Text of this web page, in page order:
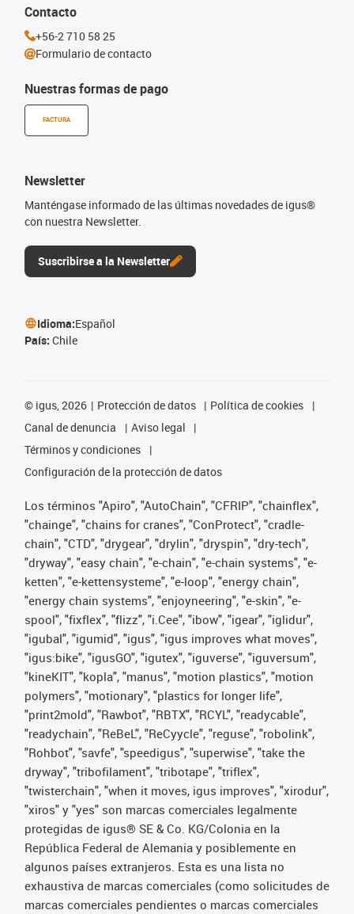
Nuestras formas de pago
FACTURA
Newsletter
Manténgase informado de las últimas novedades de igus®
con nuestra Newsletter.
Suscribirse a la Newsletter
Contacto
+56-2 710 58 25
Formulario de contacto
Idioma:Español
País: Chile
© igus, 2026 Protección de datos
Política de cookies
Canal de denuncia
Aviso legal
Términos y condiciones
Configuración de la protección de datos
Los términos "Apiro", "AutoChain", "CFRIP", "chainflex",
"chainge", "chains for cranes", "ConProtect", "cradle-
chain", "CTD", "drygear", "drylin", "dryspin", "dry-tech",
"dryway", "easy chain", "e-chain", "e-chain systems", "e-
ketten", "e-kettensysteme", "e-loop", "energy chain",
"energy chain systems", "enjoyneering", "e-skin", "e-
spool", "fixflex", "flizz", "i.Cee", "ibow", "igear", "iglidur",
"igubal", "igumid", "igus", "igus improves what moves",
"igus:bike", "igusGO", "igutex", "iguverse", "iguversum",
"kineKIT", "kopla", "manus", "motion plastics", "motion
polymers", "motionary", "plastics for longer life",
"print2mold", "Rawbot", "RBTX", "RCYL", "readycable",
"readychain", "ReBeL", "ReCyycle", "reguse", "robolink",
"Rohbot", "savfe", "speedigus", "superwise", "take the
dryway", "tribofilament", "tribotape", "triflex",
"twisterchain", "when it moves, igus improves", "xirodur",
"xiros" y "yes" son marcas comerciales legalmente
protegidas de igus® SE & Co. KG/Colonia en la
República Federal de Alemania y posiblemente en
algunos países extranjeros. Esta es una lista no
exhaustiva de marcas comerciales (como solicitudes de
marcas comerciales pendientes o marcas comerciales